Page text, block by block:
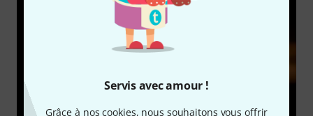
Servis avec amour !
Grâce à nos cookies, nous souhaitons vous offrir